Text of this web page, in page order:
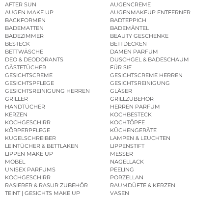
AFTER SUN
AUGENCREME
AUGEN MAKE UP
AUGENMAKEUP ENTFERNER
BACKFORMEN
BADTEPPICH
BADEMATTEN
BADEMÄNTEL
BADEZIMMER
BEAUTY GESCHENKE
BESTECK
BETTDECKEN
BETTWÄSCHE
DAMEN PARFUM
DEO & DEODORANTS
DUSCHGEL & BADESCHAUM
GÄSTETÜCHER
FÜR SIE
GESICHTSCREME
GESICHTSCREME HERREN
GESICHTSPFLEGE
GESICHTSREINIGUNG
GESICHTSREINIGUNG HERREN
GLÄSER
GRILLER
GRILLZUBEHÖR
HANDTÜCHER
HERREN PARFUM
KERZEN
KOCHBESTECK
KOCHGESCHIRR
KOCHTÖPFE
KÖRPERPFLEGE
KÜCHENGERÄTE
KUGELSCHREIBER
LAMPEN & LEUCHTEN
LEINTÜCHER & BETTLAKEN
LIPPENSTIFT
LIPPEN MAKE UP
MESSER
MÖBEL
NAGELLACK
UNISEX PARFUMS
PEELING
KOCHGESCHIRR
PORZELLAN
RASIERER & RASUR ZUBEHÖR
RAUMDÜFTE & KERZEN
TEINT | GESICHTS MAKE UP
VASEN